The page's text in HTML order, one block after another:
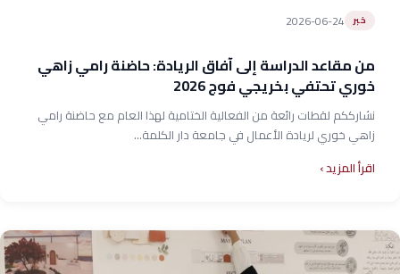
خبر 2026-06-24
من مقاعد الدراسة إلى آفاق الريادة: حاضنة رامي زاهي
خوري تحتفي بخريجي فوج 2026
نشارككم لقطات رائعة من الفعالية الختامية لهذا العام مع حاضنة رامي
زاهي خوري لريادة الأعمال في جامعة دار الكلمة...
اقرأ المزيد